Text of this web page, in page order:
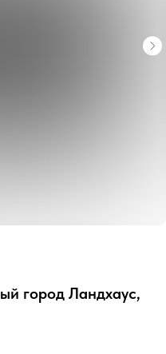
город Ландхаус,